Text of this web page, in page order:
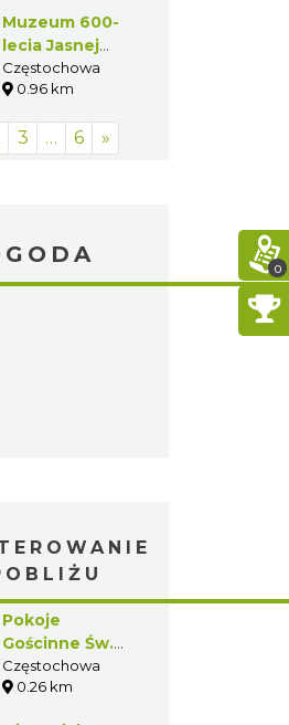
Muzeum 600-
lecia Jasnej
Góry w
Częstochowie
Częstochowa
0.96 km
3 … 6 »
Pokoje
Gościnne Św.
Piotra
Częstochowa
0.26 km
0